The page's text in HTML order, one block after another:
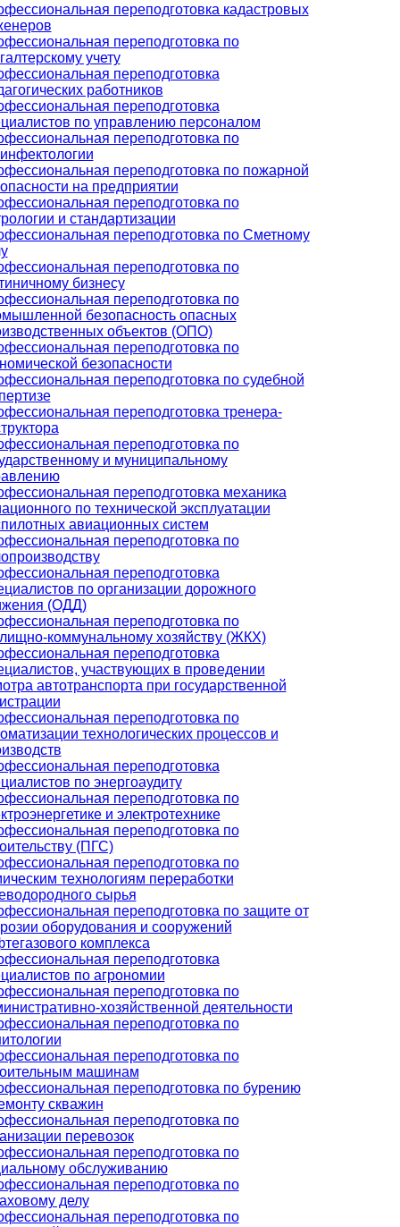
переподготовка кадастровых
переподготовка по
учету
переподготовка
работников
переподготовка
по управлению персоналом
переподготовка по
переподготовка по пожарной
на предприятии
переподготовка по
и стандартизации
переподготовка по Сметному
переподготовка по
бизнесу
переподготовка по
безопасность опасных
объектов (ОПО)
переподготовка по
безопасности
переподготовка по судебной
переподготовка тренера-
переподготовка по
и муниципальному
переподготовка механика
по технической эксплуатации
авиационных систем
переподготовка по
переподготовка
по организации дорожного
(ОДД)
переподготовка по
коммунальному хозяйству (ЖКХ)
переподготовка
участвующих в проведении
автотранспорта при государственной
переподготовка по
технологических процессов и
переподготовка
по энергоаудиту
переподготовка по
и электротехнике
переподготовка по
(ПГС)
переподготовка по
технологиям переработки
сырья
переподготовка по защите от
оборудования и сооружений
комплекса
переподготовка
по агрономии
переподготовка по
хозяйственной деятельности
переподготовка по
переподготовка по
машинам
переподготовка по бурению
скважин
переподготовка по
перевозок
переподготовка по
обслуживанию
переподготовка по
делу
переподготовка по